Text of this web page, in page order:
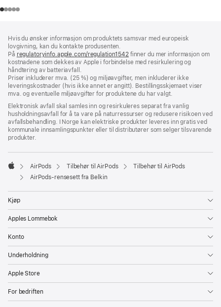
Hvis du ønsker informasjon om produktets samsvar med europeisk
lovgivning, kan du kontakte produsenten.
På regulatoryinfo.apple.com/regulation1542(åpnes
i
vindu)
finner du mer informasjon om
kostnadene som dekkes av Apple i forbindelse med resirkulering og
håndtering av batteriavfall.
Priser inkluderer mva. (25 %) og miljøavgifter, men inkluderer ikke
leveringskostnader (hvis ikke annet er angitt). Bestillingsskjemaet viser
mva. og eventuelle miljøavgifter for produktene du har valgt.
Elektronisk avfall skal samles inn og resirkuleres separat fra vanlig
husholdningsavfall for å ta vare på naturressurser og redusere risikoen ved
avfallsbehandling. I Norge kan elektriske produkter leveres inn gratis ved
kommunale innsamlingspunkter eller til distributører som selger tilsvarende
produkter.
Apple
AirPods Tilbehør til AirPods
Tilbehør til AirPods
AirPods-rensesett fra Belkin
Kjøp
Apples Lommebok
Konto
Underholdning
Apple Store
For bedriften